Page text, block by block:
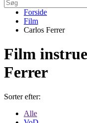
Forside
Film
Carlos Ferrer
Film
Ferrer
Sorter efter:
Alle